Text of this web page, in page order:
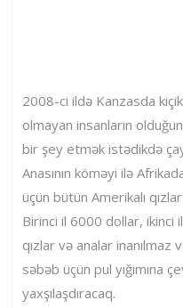
2008-ci ildə Kanzasda
olmayan insanların
bir şey etmək istədikdə
Anasının köməyi ilə
üçün bütün Amerikalı
Birinci il 6000 dollar, ikinci
qızlar və analar
səbəb üçün pul yığımına
yaxşılaşdıracaq.